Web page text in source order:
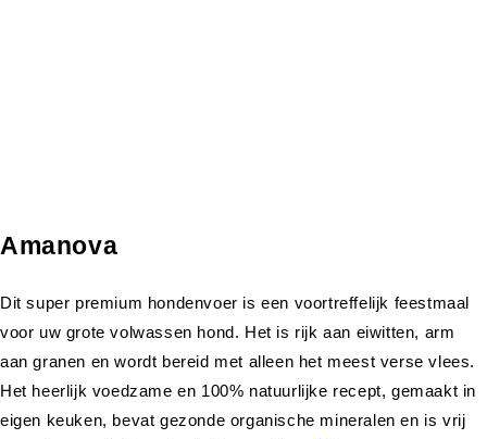
Amanova
Dit super premium hondenvoer is een voortreffelijk feestmaal
voor uw grote volwassen hond. Het is rijk aan eiwitten, arm
aan granen en wordt bereid met alleen het meest verse vlees.
Het heerlijk voedzame en 100% natuurlijke recept, gemaakt in
eigen keuken, bevat gezonde organische mineralen en is vrij